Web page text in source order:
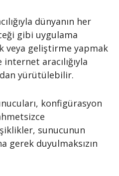
dünyanın her
gibi uygulama
veya geliştirme yapmak
aracılığıyla
yürütülebilir.
konfigürasyon
sunucunun
gerek duyulmaksızın